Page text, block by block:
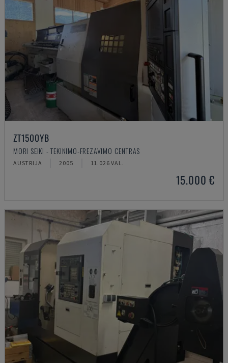
ZT1500YB
MORI SEIKI - TEKINIMO-FREZAVIMO CENTRAS
AUSTRIJA 2005 11.026 VAL.
15.000 €